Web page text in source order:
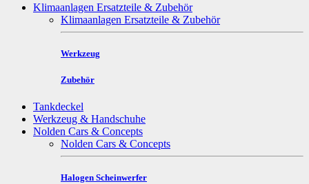
Klimaanlagen Ersatzteile & Zubehör
Klimaanlagen Ersatzteile & Zubehör
Werkzeug
Zubehör
Tankdeckel
Werkzeug & Handschuhe
Nolden Cars & Concepts
Nolden Cars & Concepts
Halogen Scheinwerfer